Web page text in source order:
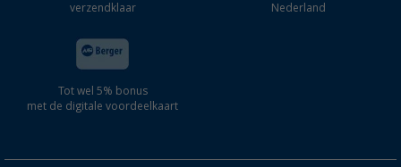
verzendklaar
Nederland
Tot wel 5% bonus
met de digitale voordeelkaart